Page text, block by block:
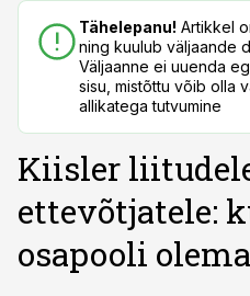
Tähelepanu! Artikkel
ning kuulub väljaande
Väljaanne ei uuenda
sisu, mistõttu võib olla
allikatega tutvumine
Kiisler
ettevõtjatele:
osapooli